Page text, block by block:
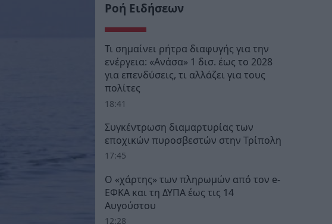
Ροή Ειδήσεων
Τι σημαίνει ρήτρα διαφυγής για την
ενέργεια: «Ανάσα» 1 δισ. έως το 2028
για επενδύσεις, τι αλλάζει για τους
πολίτες
18:41
Συγκέντρωση διαμαρτυρίας των
εποχικών πυροσβεστών στην Τρίπολη
17:45
Ο «χάρτης» των πληρωμών από τον e-
ΕΦΚΑ και τη ΔΥΠΑ έως τις 14
Αυγούστου
12:28